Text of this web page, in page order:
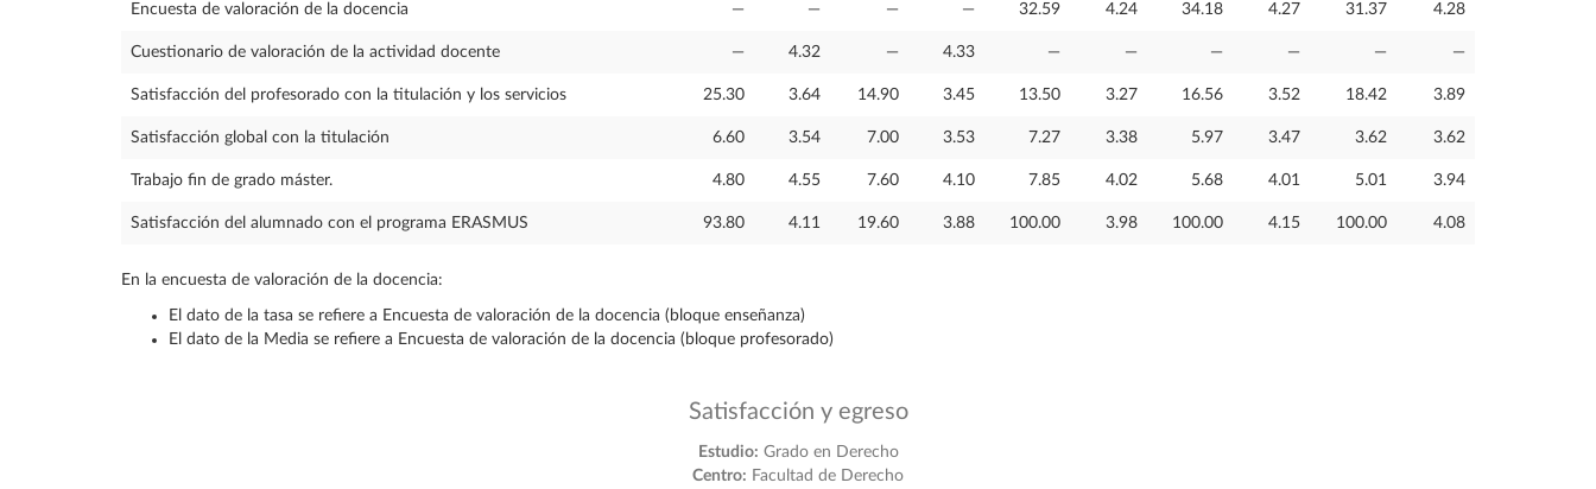
Encuesta de valoración de la docencia — — — — 32.59 4.24 34.18 4.27 31.37 4.28
Cuestionario de valoración de la actividad docente — 4.32 — 4.33 — — — — — —
Satisfacción del profesorado con la titulación y los servicios 25.30 3.64 14.90 3.45 13.50 3.27 16.56 3.52 18.42 3.89
Satisfacción global con la titulación 6.60 3.54 7.00 3.53 7.27 3.38 5.97 3.47 3.62 3.62
Trabajo fin de grado máster. 4.80 4.55 7.60 4.10 7.85 4.02 5.68 4.01 5.01 3.94
Satisfacción del alumnado con el programa ERASMUS 93.80 4.11 19.60 3.88 100.00 3.98 100.00 4.15 100.00 4.08
En la encuesta de valoración de la docencia:
El dato de la tasa se refiere a Encuesta de valoración de la docencia (bloque enseñanza)
El dato de la Media se refiere a Encuesta de valoración de la docencia (bloque profesorado)
Satisfacción y egreso
Estudio: Grado en Derecho
Centro: Facultad de Derecho